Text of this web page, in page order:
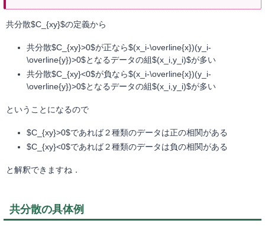
共分散$C_{xy}$の定義から
共分散$C_{xy}>0$が正なら$(x_i-\overline{x})(y_i-
\overline{y})>0$となるデータの組$(x_i,y_i)$が多い
共分散$C_{xy}<0$が負なら$(x_i-\overline{x})(y_i-
\overline{y})>0$となるデータの組$(x_i,y_i)$が多い
ということになるので
$C_{xy}>0$であれば２種類のデータは正の相関がある
$C_{xy}<0$であれば２種類のデータは負の相関がある
と解釈できますね．
共分散の具体例